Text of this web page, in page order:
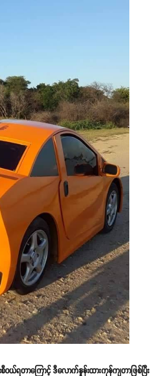
ဝယ်ရတာကြောင့် ဒီလောက်နှုန်းထားကုန်ကျတာဖြစ်ပြီး